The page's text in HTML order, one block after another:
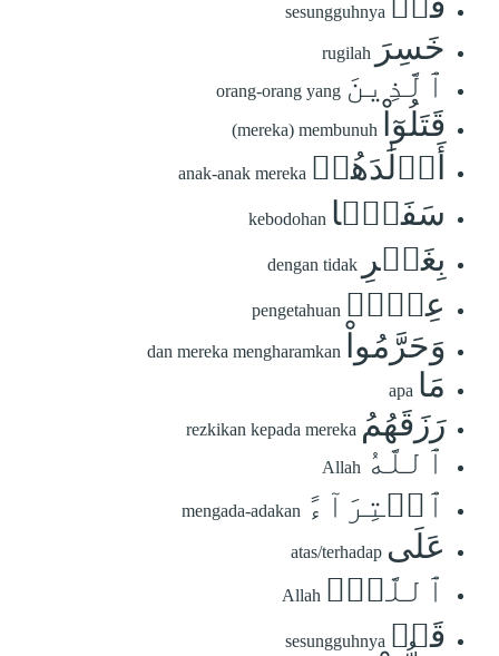
sesungguhnya
خَسِرَ rugilah
ٱلَّذِينَ orang-orang yang
قَتَلُوٓاْ (mereka) membunuh
أَوۡلَٰدَهُمۡ anak-anak mereka
سَفَهَۢا kebodohan
بِغَيۡرِ dengan tidak
عِلۡمٖ pengetahuan
وَحَرَّمُواْ dan mereka mengharamkan
مَا apa
رَزَقَهُمُ rezkikan kepada mereka
ٱللَّهُ Allah
ٱفۡتِرَآءً mengada-adakan
عَلَى atas/terhadap
ٱللَّهِۚ Allah
قَدۡ sesungguhnya